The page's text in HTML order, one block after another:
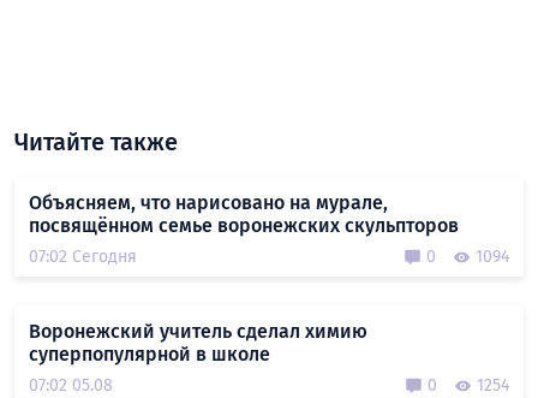
Читайте также
Объясняем, что нарисовано на мурале,
посвящённом семье воронежских скульпторов
07:02 Сегодня 0 1094
Воронежский учитель сделал химию
суперпопулярной в школе
07:02 05.08 0 1254